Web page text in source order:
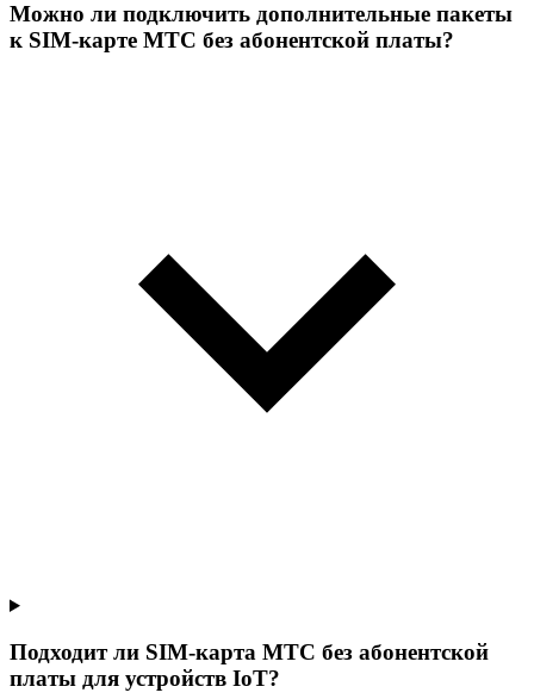
Можно ли подключить дополнительные пакеты
к SIM-карте МТС без абонентской платы?
Подходит ли SIM-карта МТС без абонентской
платы для устройств IoT?